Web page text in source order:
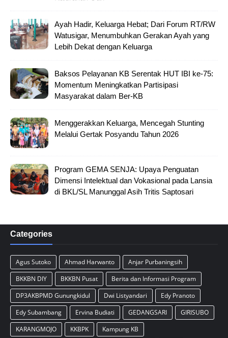
Ayah Hadir, Keluarga Hebat; Dari Forum RT/RW
Watusigar, Menumbuhkan Gerakan Ayah yang
Lebih Dekat dengan Keluarga
Baksos Pelayanan KB Serentak HUT IBI ke-75:
Momentum Meningkatkan Partisipasi
Masyarakat dalam Ber-KB
Menggerakkan Keluarga, Mencegah Stunting
Melalui Gertak Posyandu Tahun 2026
Program GEMA SENJA: Upaya Penguatan
Dimensi Intelektual dan Vokasional pada Lansia
di BKL/SL Manunggal Asih Tritis Saptosari
Categories
Agus Sutoko Ahmad Harwanto
Anjar Purbaningsih
BKKBN DIY
BKKBN Pusat
Berita dan Informasi Program
DP3AKBPMD Gunungkidul
Dwi Listyandari
Edy Pranoto
Edy Subambang
Ervina Budiati GEDANGSARI
GIRISUBO
KARANGMOJO
KKBPK
Kampung KB